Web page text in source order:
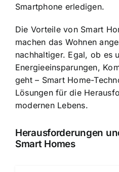
Smartphone erledigen.
Die Vorteile von Smart
machen das Wohnen
nachhaltiger. Egal, ob es
Energieeinsparungen,
geht – Smart Home-
Lösungen für die
modernen Lebens.
Herausforderungen
Smart Homes